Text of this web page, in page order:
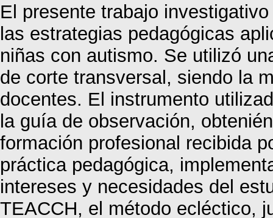
El presente trabajo
las estrategias pedagógicas
niñas con autismo. Se utilizó
de corte transversal, siendo la
docentes. El instrumento
la guía de observación,
formación profesional recibida
práctica pedagógica,
intereses y necesidades del
TEACCH, el método ecléctico,